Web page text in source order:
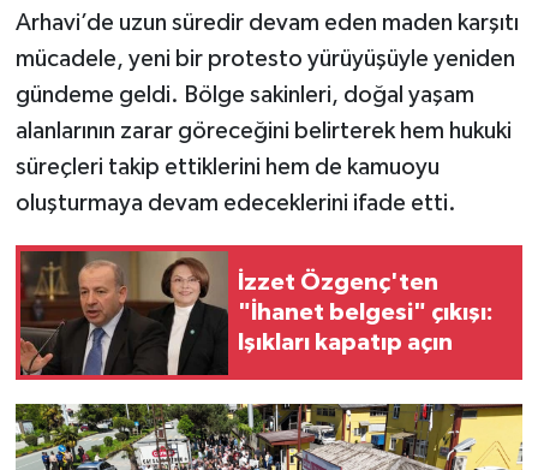
Arhavi’de uzun süredir devam eden maden karşıtı
mücadele, yeni bir protesto yürüyüşüyle yeniden
gündeme geldi. Bölge sakinleri, doğal yaşam
alanlarının zarar göreceğini belirterek hem hukuki
süreçleri takip ettiklerini hem de kamuoyu
oluşturmaya devam edeceklerini ifade etti.
İzzet Özgenç'ten
"İhanet belgesi" çıkışı:
Işıkları kapatıp açın
OTOMOTİV
TEKNOLOJİ
KÜLTÜR SANAT